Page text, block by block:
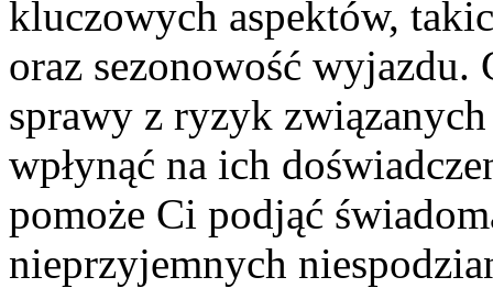
kluczowych aspektów,
oraz sezonowość wyjazdu.
sprawy z ryzyk
wpłynąć na ich
pomoże Ci podjąć
nieprzyjemnych